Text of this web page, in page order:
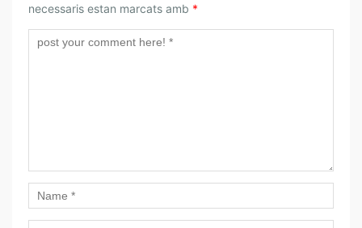
necessaris estan marcats amb *